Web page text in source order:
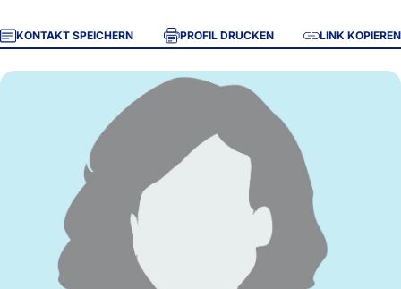
KONTAKT SPEICHERN PROFIL DRUCKEN LINK KOPIEREN